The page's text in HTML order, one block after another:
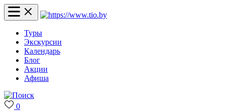
Туры
Экскурсии
Календарь
Блог
Акции
Афиша
0